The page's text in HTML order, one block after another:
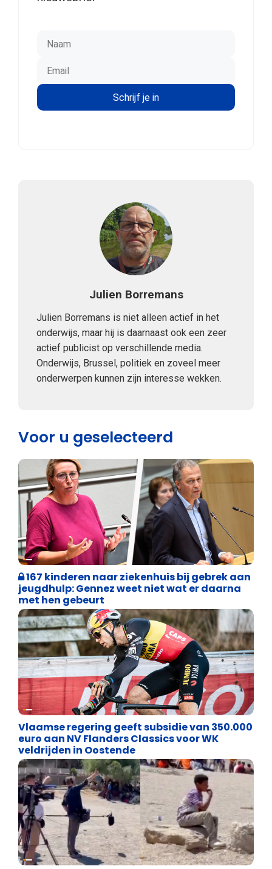
Julien Borremans
Julien Borremans is niet alleen actief in het
onderwijs, maar hij is daarnaast ook een zeer
actief publicist op verschillende media.
Onderwijs, Brussel, politiek en zoveel meer
onderwerpen kunnen zijn interesse wekken.
Voor u geselecteerd
Binnenland politiek
167 kinderen naar ziekenhuis bij gebrek aan
jeugdhulp: Gennez weet niet wat er daarna
met hen gebeurt
Binnenland politiek
Vlaamse regering geeft subsidie van 350.000
euro aan NV Flanders Classics voor WK
veldrijden in Oostende
Cultuuroorlog